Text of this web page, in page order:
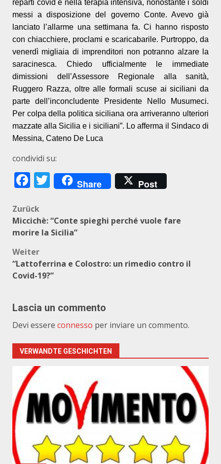
reparti covid e nella terapia intensiva, nonostante i soldi
messi a disposizione del governo Conte. Avevo già
lanciato l’allarme una settimana fa. Ci hanno risposto
con chiacchiere, proclami e scaricabarile. Purtroppo, da
venerdì migliaia di imprenditori non potranno alzare la
saracinesca. Chiedo ufficialmente le immediate
dimissioni dell’Assessore Regionale alla sanità,
Ruggero Razza, oltre alle formali scuse ai siciliani da
parte dell’inconcludente Presidente Nello Musumeci.
Per colpa della politica siciliana ora arriveranno ulteriori
mazzate alla Sicilia e i siciliani”. Lo afferma il Sindaco di
Messina, Cateno De Luca
condividi su:
Facebook
Twitter
Share Post
Beitragsnavigation
Zurück
Miccichè: “Conte spieghi perché vuole fare
morire la Sicilia”
Weiter
“Lattoferrina e Colostro: un rimedio contro il
Covid-19?”
Lascia un commento
Devi essere connesso per inviare un commento.
VERWANDTE GESCHICHTEN